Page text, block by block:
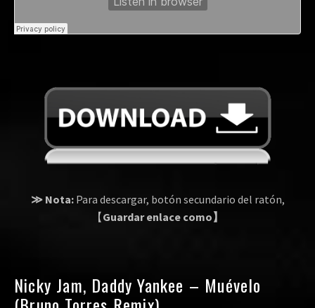
≫ Nota:Para descargar, botón secundario del ratón,
【Guardar enlace como】
Nicky Jam, Daddy Yankee – Muévelo